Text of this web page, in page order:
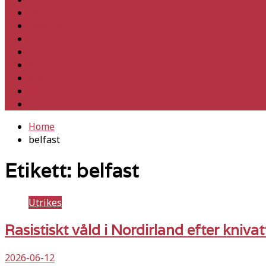
Home
belfast
Etikett: belfast
Utrikes
Rasistiskt våld i Nordirland efter
2026-06-12